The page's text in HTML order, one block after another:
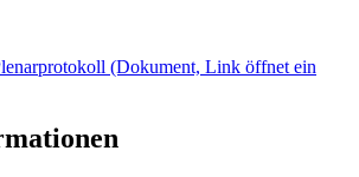
(Dokument, Link öffnet ein